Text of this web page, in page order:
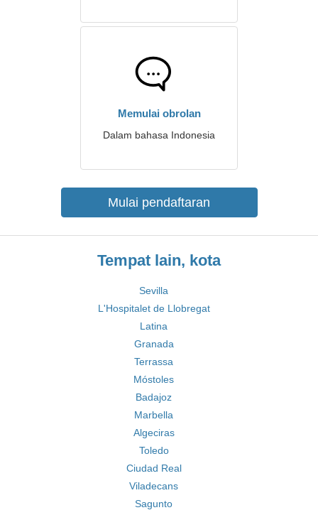
Memulai obrolan
Dalam bahasa Indonesia
Mulai pendaftaran
Tempat lain, kota
Sevilla
L'Hospitalet de Llobregat
Latina
Granada
Terrassa
Móstoles
Badajoz
Marbella
Algeciras
Toledo
Ciudad Real
Viladecans
Sagunto